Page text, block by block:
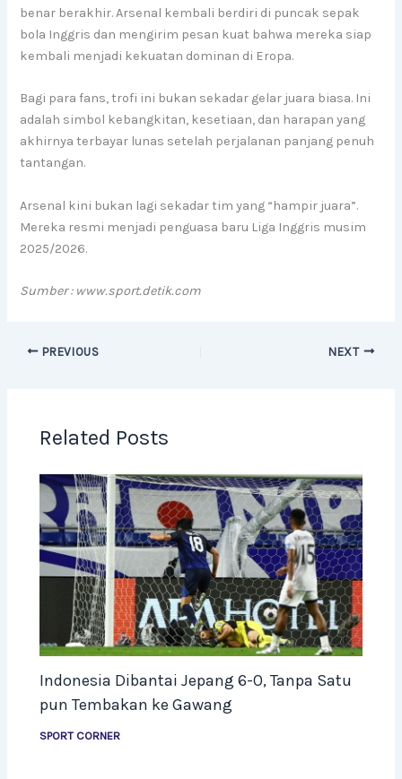
benar berakhir. Arsenal kembali berdiri di puncak sepak
bola Inggris dan mengirim pesan kuat bahwa mereka siap
kembali menjadi kekuatan dominan di Eropa.
Bagi para fans, trofi ini bukan sekadar gelar juara biasa. Ini
adalah simbol kebangkitan, kesetiaan, dan harapan yang
akhirnya terbayar lunas setelah perjalanan panjang penuh
tantangan.
Arsenal kini bukan lagi sekadar tim yang “hampir juara”.
Mereka resmi menjadi penguasa baru Liga Inggris musim
2025/2026.
Sumber : www.sport.detik.com
PREVIOUS NEXT
Related Posts
Indonesia Dibantai Jepang 6-0, Tanpa Satu
pun Tembakan ke Gawang
SPORT CORNER